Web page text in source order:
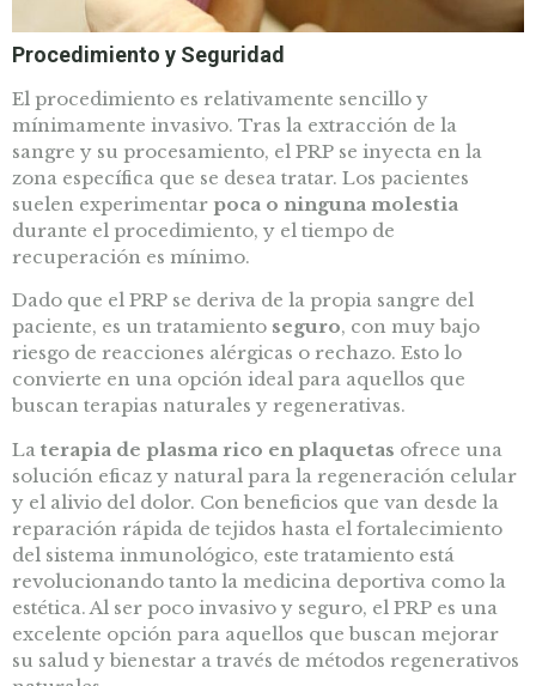
Procedimiento y Seguridad
El procedimiento es relativamente sencillo y
mínimamente invasivo. Tras la extracción de la
sangre y su procesamiento, el PRP se inyecta en la
zona específica que se desea tratar. Los pacientes
suelen experimentar poca o ninguna molestia
durante el procedimiento, y el tiempo de
recuperación es mínimo.
Dado que el PRP se deriva de la propia sangre del
paciente, es un tratamiento seguro, con muy bajo
riesgo de reacciones alérgicas o rechazo. Esto lo
convierte en una opción ideal para aquellos que
buscan terapias naturales y regenerativas.
La terapia de plasma rico en plaquetas ofrece una
solución eficaz y natural para la regeneración celular
y el alivio del dolor. Con beneficios que van desde la
reparación rápida de tejidos hasta el fortalecimiento
del sistema inmunológico, este tratamiento está
revolucionando tanto la medicina deportiva como la
estética. Al ser poco invasivo y seguro, el PRP es una
excelente opción para aquellos que buscan mejorar
su salud y bienestar a través de métodos regenerativos